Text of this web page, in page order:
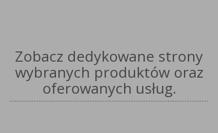
Zobacz dedykowane strony
wybranych produktów oraz
oferowanych usług.